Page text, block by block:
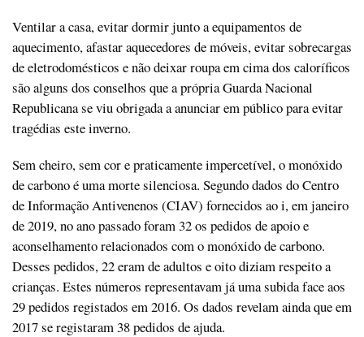
Ventilar a casa, evitar dormir junto a equipamentos de
aquecimento, afastar aquecedores de móveis, evitar sobrecargas
de eletrodomésticos e não deixar roupa em cima dos caloríficos
são alguns dos conselhos que a própria Guarda Nacional
Republicana se viu obrigada a anunciar em público para evitar
tragédias este inverno.
Sem cheiro, sem cor e praticamente impercetível, o monóxido
de carbono é uma morte silenciosa. Segundo dados do Centro
de Informação Antivenenos (CIAV) fornecidos ao i, em janeiro
de 2019, no ano passado foram 32 os pedidos de apoio e
aconselhamento relacionados com o monóxido de carbono.
Desses pedidos, 22 eram de adultos e oito diziam respeito a
crianças. Estes números representavam já uma subida face aos
29 pedidos registados em 2016. Os dados revelam ainda que em
2017 se registaram 38 pedidos de ajuda.